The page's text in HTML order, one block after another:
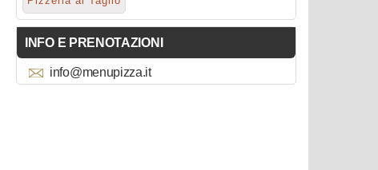
INFO E PRENOTAZIONI
info@menupizza.it